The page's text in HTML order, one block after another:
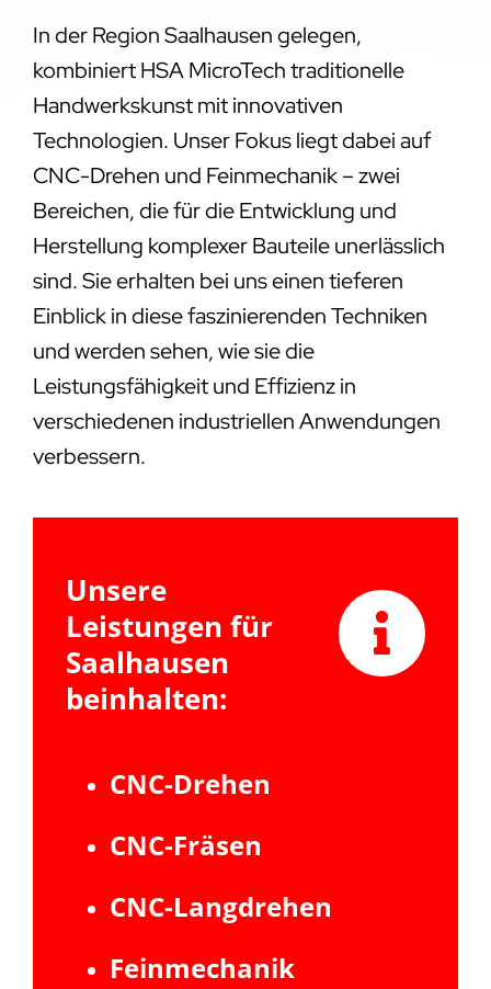
In der Region Saalhausen gelegen,
kombiniert HSA MicroTech traditionelle
Handwerkskunst mit innovativen
Technologien. Unser Fokus liegt dabei auf
CNC-Drehen und Feinmechanik – zwei
Bereichen, die für die Entwicklung und
Herstellung komplexer Bauteile unerlässlich
sind. Sie erhalten bei uns einen tieferen
Einblick in diese faszinierenden Techniken
und werden sehen, wie sie die
Leistungsfähigkeit und Effizienz in
verschiedenen industriellen Anwendungen
verbessern.
Unsere
Leistungen für
Saalhausen
beinhalten:
CNC-Drehen
CNC-Fräsen
CNC-Langdrehen
Feinmechanik